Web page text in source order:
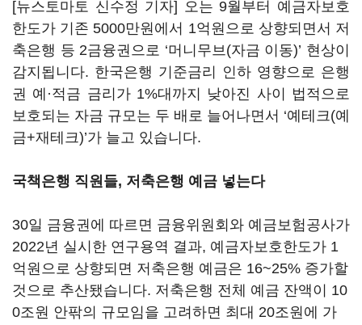
[뉴스토마토 신수정 기자] 오는 9월부터 예금자보호
한도가 기존 5000만원에서 1억원으로 상향되면서 저
축은행 등 2금융권으로 ‘머니무브(자금 이동)’ 현상이
감지됩니다. 한국은행 기준금리 인하 영향으로 은행
권 예·적금 금리가 1%대까지 낮아진 사이 법적으로
보호되는 자금 규모는 두 배로 늘어나면서 ‘예테크(예
금+재테크)’가 늘고 있습니다.
국책은행 직원들, 저축은행 예금 넣는다
30일 금융권에 따르면 금융위원회와 예금보험공사가
2022년 실시한 연구용역 결과, 예금자보호한도가 1
억원으로 상향되면 저축은행 예금은 16~25% 증가할
것으로 추산됐습니다. 저축은행 전체 예금 잔액이 10
0조원 안팎의 규모임을 고려하면 최대 20조원에 가